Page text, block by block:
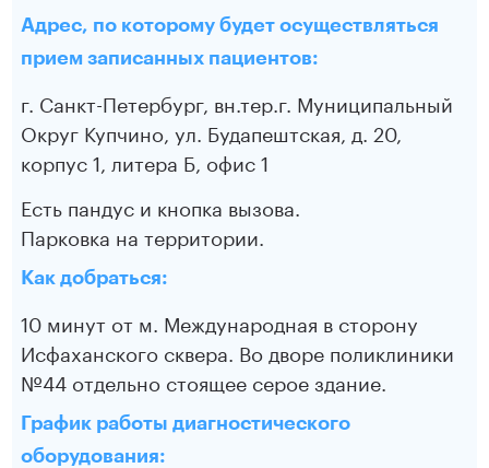
Адрес, по которому будет осуществляться
прием записанных пациентов:
г. Санкт-Петербург, вн.тер.г. Муниципальный
Округ Купчино, ул. Будапештская, д. 20,
корпус 1, литера Б, офис 1
Есть пандус и кнопка вызова.
Парковка на территории.
Как добраться:
10 минут от м. Международная в сторону
Исфаханского сквера. Во дворе поликлиники
№44 отдельно стоящее серое здание.
График работы диагностического
оборудования: